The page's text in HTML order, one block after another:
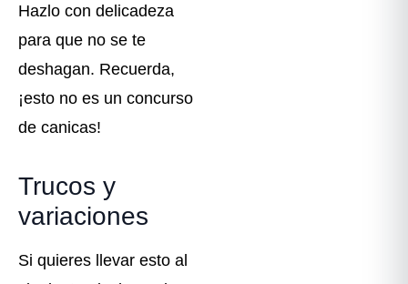
Hazlo con delicadeza
para que no se te
deshagan. Recuerda,
¡esto no es un concurso
de canicas!
Trucos y
variaciones
Si quieres llevar esto al